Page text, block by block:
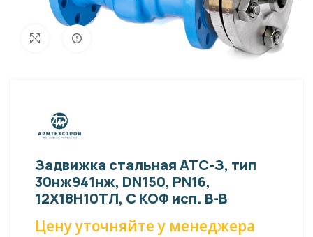
УвеличитьВнешний вид изделия может отличаться
от фото представленных на странице!
Задвижка стальная АТС-З, тип
30нж941нж, DN150, PN16,
12Х18Н10ТЛ, С КОФ исп. В-В
Цену уточняйте у менеджера